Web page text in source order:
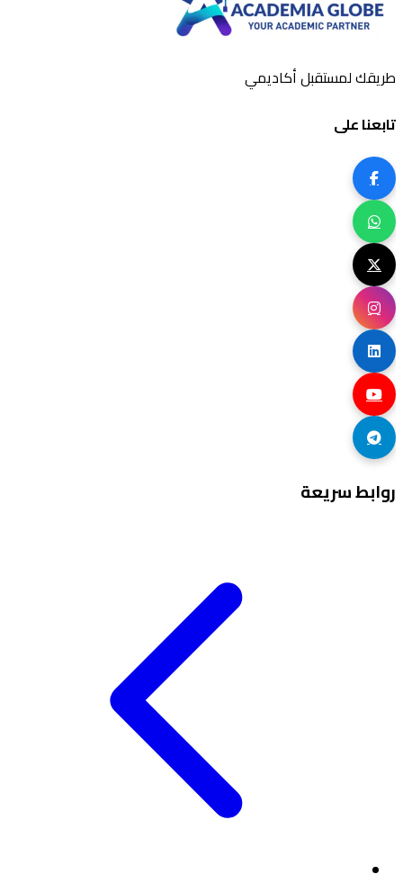
طريقك لمستقبل أكاديمي
تابعنا على
روابط سريعة